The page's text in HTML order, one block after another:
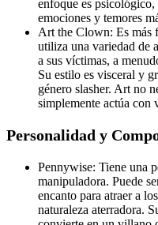
enfoque es
emociones y temores
Art the Clown: Es más
utiliza una variedad de
a sus víctimas, a
Su estilo es visceral y
género slasher. Art no
simplemente actúa con
Personalidad y
Pennywise: Tiene una
manipuladora. Puede
encanto para atraer a
naturaleza aterradora.